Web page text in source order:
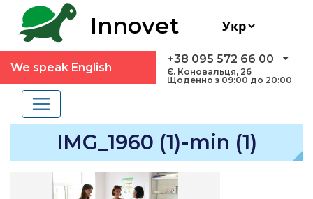
Innovet
We speak English
+38 095 572 66 00
Є. Коновальця, 26
Щоденно з 09:00 до 20:00
IMG_1960 (1)-min (1)